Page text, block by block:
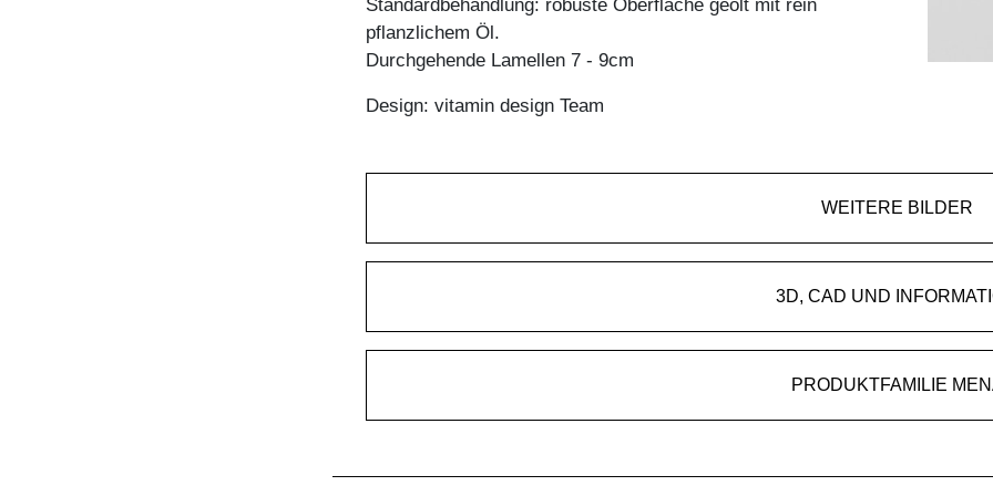
Standardbehandlung: robuste Oberfläche geölt mit rein
pflanzlichem Öl.
Durchgehende Lamellen 7 - 9cm
Design: vitamin design Team
WEITERE BILDER
3D, CAD UND
PRODUKTFAMILIE